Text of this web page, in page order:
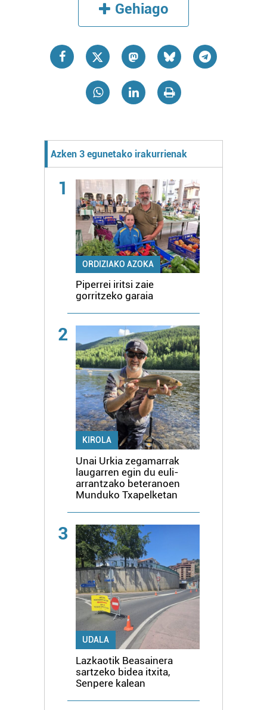
Gehiago
Azken 3 egunetako irakurrienak
1
ORDIZIAKO AZOKA
Piperrei iritsi zaie
gorritzeko garaia
2
KIROLA
Unai Urkia zegamarrak
laugarren egin du euli-
arrantzako beteranoen
Munduko Txapelketan
3
UDALA
Lazkaotik Beasainera
sartzeko bidea itxita,
Senpere kalean